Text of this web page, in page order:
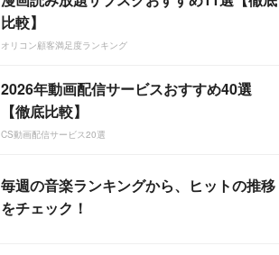
比較】
オリコン顧客満足度ランキング
2026年動画配信サービスおすすめ40選
【徹底比較】
CS動画配信サービス20選
毎週の音楽ランキングから、ヒットの推移
をチェック！